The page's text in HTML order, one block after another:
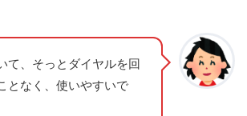
て、そっとダイヤルを回
となく、使いやすいで